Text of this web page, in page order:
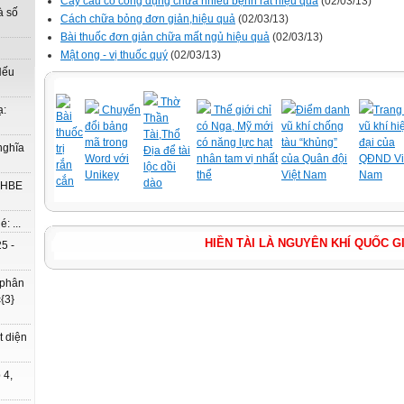
số
...
-
diện
4,
Cách chữa bỏng đơn giản,hiệu quả (02/03/13)
Bài thuốc đơn giản chữa mất ngủ hiệu quả (02/03/13)
Mật ong - vị thuốc quý (02/03/13)
Bài
thuốc
trị
rắn
cắn
Chuyển
đổi bảng
mã trong
Word với
Unikey
Thờ
Thần
Tài,Thổ
Địa để tài
lộc dồi
dào
Thế giới chỉ
có Nga, Mỹ mới
có năng lực hạt
nhân tam vị nhất
thể
Điểm danh
vũ khí chống
tàu “khủng”
của Quân đội
Việt Nam
vũ khí
đại của
QĐND
Nam
HIỀN TÀI LÀ NGUYÊN KHÍ